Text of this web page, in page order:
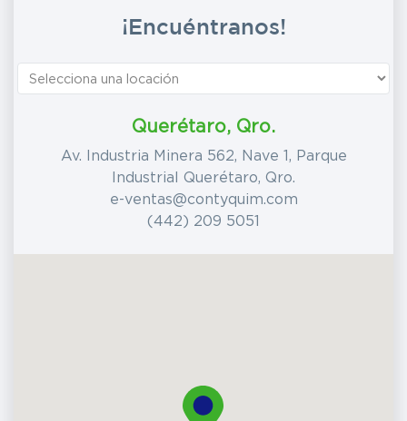
¡Encuéntranos!
Querétaro, Qro.
Av. Industria Minera 562, Nave 1, Parque
Industrial Querétaro, Qro.
e-ventas@contyquim.com
(442) 209 5051